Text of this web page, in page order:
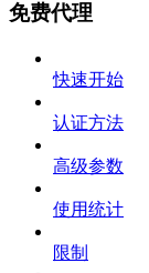
免费代理
快速开始
认证方法
高级参数
使用统计
限制